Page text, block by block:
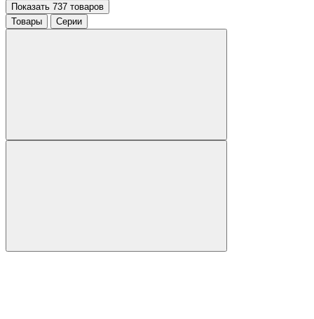
Показать 737 товаров
Товары
Серии